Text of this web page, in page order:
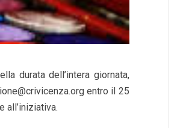
durata dell’intera giornata,
entro il 25
all’iniziativa.